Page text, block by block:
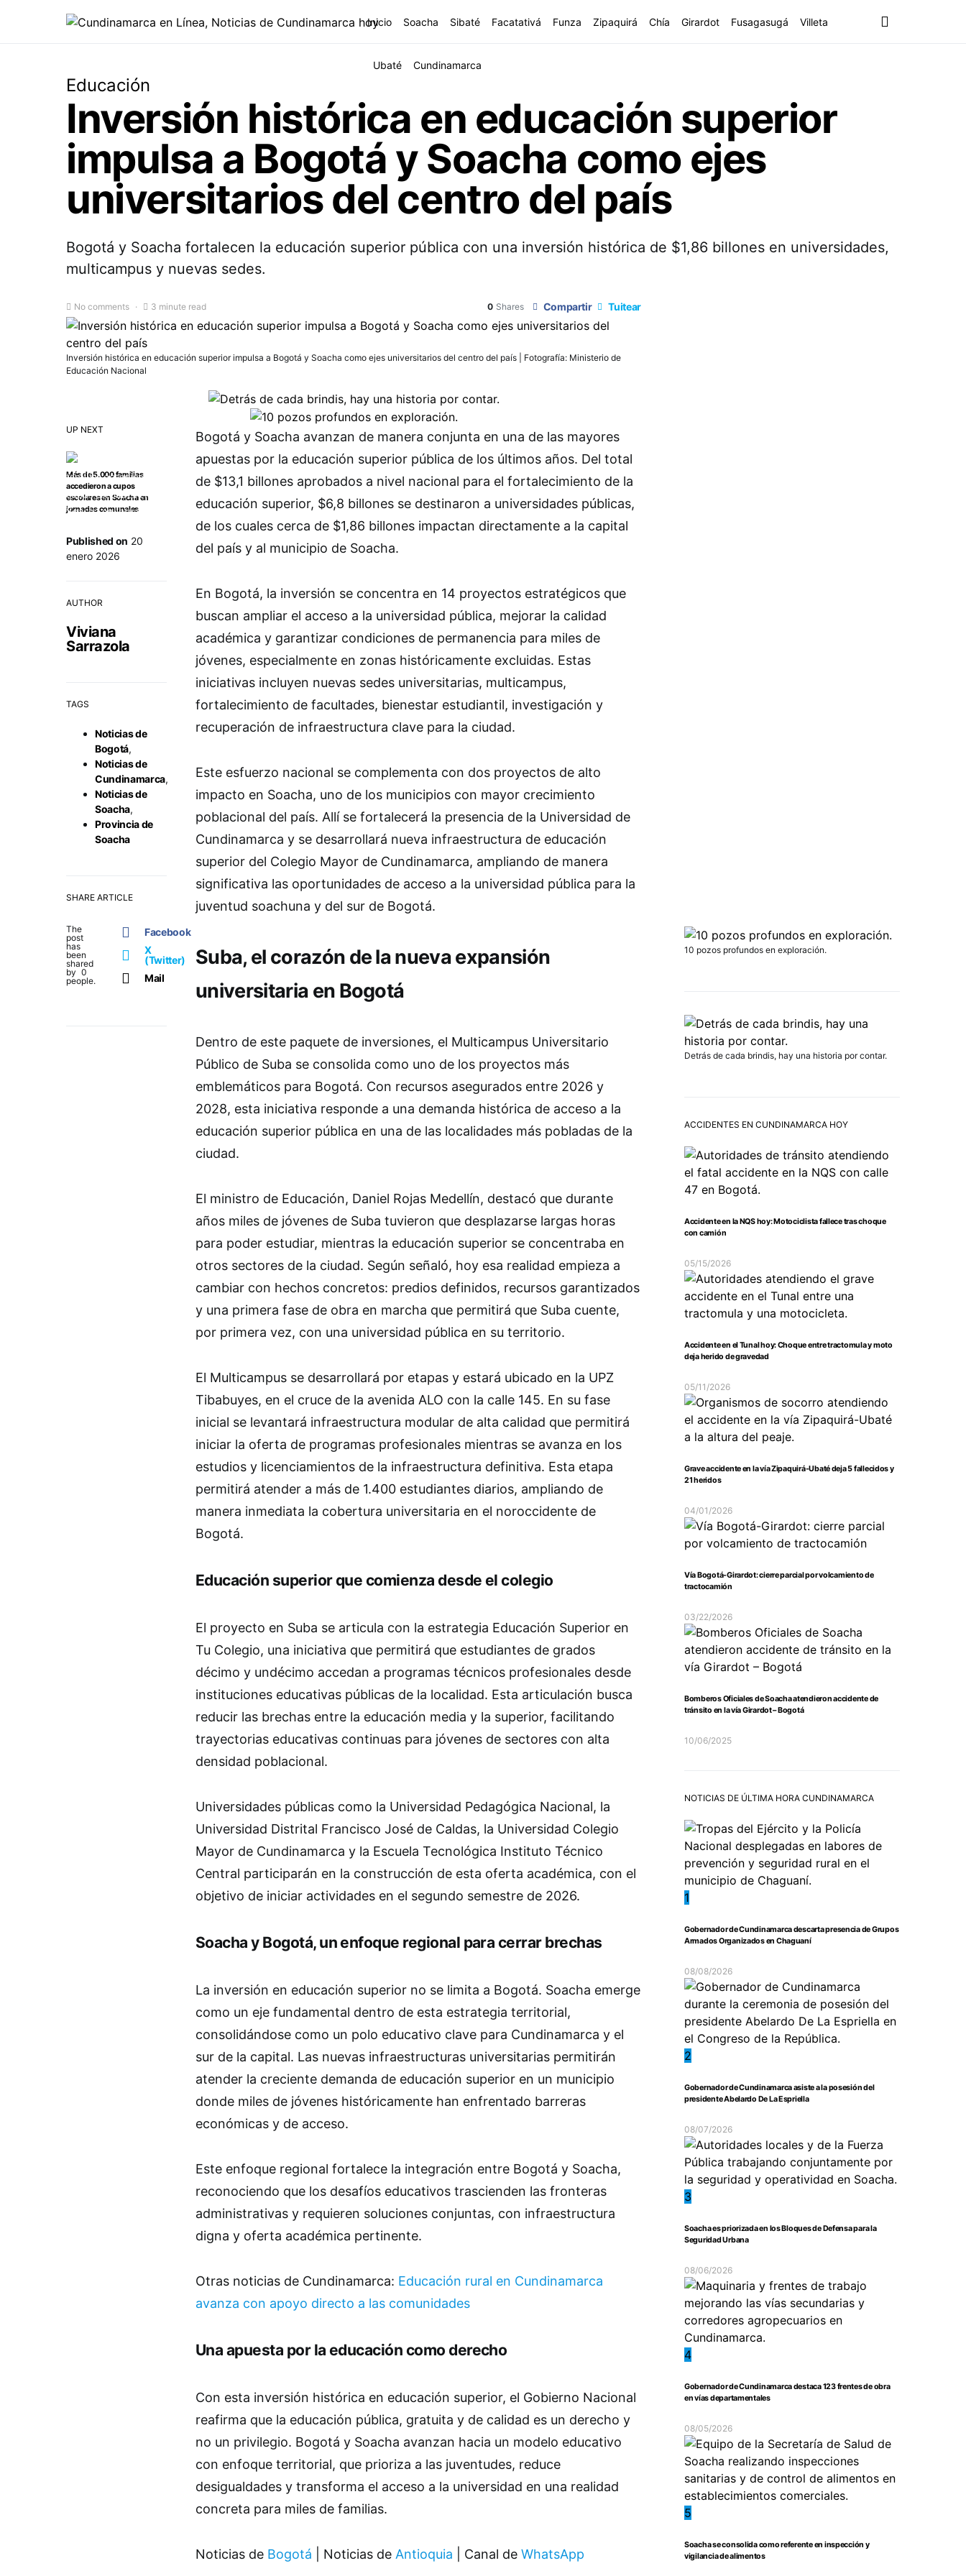
Inicio Soacha Sibaté Facatativá Funza Zipaquirá Chía Girardot Fusagasugá Villeta
Ubaté Cundinamarca
Educación
Inversión histórica en educación superior
impulsa a Bogotá y Soacha como ejes
universitarios del centro del país
Bogotá y Soacha fortalecen la educación superior pública con una inversión histórica de $1,86 billones en universidades,
multicampus y nuevas sedes.
No comments 3 minute read 0 Shares Compartir Tuitear
Inversión histórica en educación superior impulsa a Bogotá y Soacha como ejes universitarios del centro del país | Fotografía: Ministerio de
Educación Nacional
UP NEXT
Más de 5.000 familias
accedieron a cupos
escolares en Soacha en
jornadas comunales
Published on 20
enero 2026
AUTHOR
Viviana
Sarrazola
TAGS
Noticias de
Bogotá,
Noticias de
Cundinamarca,
Noticias de
Soacha,
Provincia de
Soacha
SHARE ARTICLE
The
post
has
been
shared
by 0
people.
Facebook
X
(Twitter)
Mail
Bogotá y Soacha avanzan de manera conjunta en una de las mayores
apuestas por la educación superior pública de los últimos años. Del total
de $13,1 billones aprobados a nivel nacional para el fortalecimiento de la
educación superior, $6,8 billones se destinaron a universidades públicas,
de los cuales cerca de $1,86 billones impactan directamente a la capital
del país y al municipio de Soacha.
En Bogotá, la inversión se concentra en 14 proyectos estratégicos que
buscan ampliar el acceso a la universidad pública, mejorar la calidad
académica y garantizar condiciones de permanencia para miles de
jóvenes, especialmente en zonas históricamente excluidas. Estas
iniciativas incluyen nuevas sedes universitarias, multicampus,
fortalecimiento de facultades, bienestar estudiantil, investigación y
recuperación de infraestructura clave para la ciudad.
Este esfuerzo nacional se complementa con dos proyectos de alto
impacto en Soacha, uno de los municipios con mayor crecimiento
poblacional del país. Allí se fortalecerá la presencia de la Universidad de
Cundinamarca y se desarrollará nueva infraestructura de educación
superior del Colegio Mayor de Cundinamarca, ampliando de manera
significativa las oportunidades de acceso a la universidad pública para la
juventud soachuna y del sur de Bogotá.
Suba, el corazón de la nueva expansión
universitaria en Bogotá
Dentro de este paquete de inversiones, el Multicampus Universitario
Público de Suba se consolida como uno de los proyectos más
emblemáticos para Bogotá. Con recursos asegurados entre 2026 y
2028, esta iniciativa responde a una demanda histórica de acceso a la
educación superior pública en una de las localidades más pobladas de la
ciudad.
El ministro de Educación, Daniel Rojas Medellín, destacó que durante
años miles de jóvenes de Suba tuvieron que desplazarse largas horas
para poder estudiar, mientras la educación superior se concentraba en
otros sectores de la ciudad. Según señaló, hoy esa realidad empieza a
cambiar con hechos concretos: predios definidos, recursos garantizados
y una primera fase de obra en marcha que permitirá que Suba cuente,
por primera vez, con una universidad pública en su territorio.
El Multicampus se desarrollará por etapas y estará ubicado en la UPZ
Tibabuyes, en el cruce de la avenida ALO con la calle 145. En su fase
inicial se levantará infraestructura modular de alta calidad que permitirá
iniciar la oferta de programas profesionales mientras se avanza en los
estudios y licenciamientos de la infraestructura definitiva. Esta etapa
permitirá atender a más de 1.400 estudiantes diarios, ampliando de
manera inmediata la cobertura universitaria en el noroccidente de
Bogotá.
Educación superior que comienza desde el colegio
El proyecto en Suba se articula con la estrategia Educación Superior en
Tu Colegio, una iniciativa que permitirá que estudiantes de grados
décimo y undécimo accedan a programas técnicos profesionales desde
instituciones educativas públicas de la localidad. Esta articulación busca
reducir las brechas entre la educación media y la superior, facilitando
trayectorias educativas continuas para jóvenes de sectores con alta
densidad poblacional.
Universidades públicas como la Universidad Pedagógica Nacional, la
Universidad Distrital Francisco José de Caldas, la Universidad Colegio
Mayor de Cundinamarca y la Escuela Tecnológica Instituto Técnico
Central participarán en la construcción de esta oferta académica, con el
objetivo de iniciar actividades en el segundo semestre de 2026.
Soacha y Bogotá, un enfoque regional para cerrar brechas
La inversión en educación superior no se limita a Bogotá. Soacha emerge
como un eje fundamental dentro de esta estrategia territorial,
consolidándose como un polo educativo clave para Cundinamarca y el
sur de la capital. Las nuevas infraestructuras universitarias permitirán
atender la creciente demanda de educación superior en un municipio
donde miles de jóvenes históricamente han enfrentado barreras
económicas y de acceso.
Este enfoque regional fortalece la integración entre Bogotá y Soacha,
reconociendo que los desafíos educativos trascienden las fronteras
administrativas y requieren soluciones conjuntas, con infraestructura
digna y oferta académica pertinente.
Otras noticias de Cundinamarca: Educación rural en Cundinamarca
avanza con apoyo directo a las comunidades
Una apuesta por la educación como derecho
Con esta inversión histórica en educación superior, el Gobierno Nacional
reafirma que la educación pública, gratuita y de calidad es un derecho y
no un privilegio. Bogotá y Soacha avanzan hacia un modelo educativo
con enfoque territorial, que prioriza a las juventudes, reduce
desigualdades y transforma el acceso a la universidad en una realidad
concreta para miles de familias.
Noticias de Bogotá | Noticias de Antioquia | Canal de WhatsApp
10 pozos profundos en exploración.
Detrás de cada brindis, hay una historia por contar.
ACCIDENTES EN CUNDINAMARCA HOY
Accidente en la NQS hoy: Motociclista fallece tras choque
con camión
05/15/2026
Accidente en el Tunal hoy: Choque entre tractomula y moto
deja herido de gravedad
05/11/2026
Grave accidente en la vía Zipaquirá-Ubaté deja 5 fallecidos y
21 heridos
04/01/2026
Vía Bogotá-Girardot: cierre parcial por volcamiento de
tractocamión
03/22/2026
Bomberos Oficiales de Soacha atendieron accidente de
tránsito en la vía Girardot – Bogotá
10/06/2025
NOTICIAS DE ÚLTIMA HORA CUNDINAMARCA
1
Gobernador de Cundinamarca descarta presencia de Grupos
Armados Organizados en Chaguaní
08/08/2026
2
Gobernador de Cundinamarca asiste a la posesión del
presidente Abelardo De La Espriella
08/07/2026
3
Soacha es priorizada en los Bloques de Defensa para la
Seguridad Urbana
08/06/2026
4
Gobernador de Cundinamarca destaca 123 frentes de obra
en vías departamentales
08/05/2026
5
Soacha se consolida como referente en inspección y
vigilancia de alimentos